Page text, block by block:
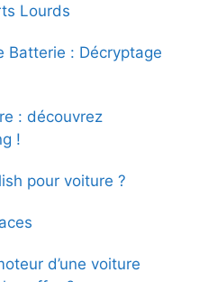
Lourds
Batterie : Décryptage
: découvrez
!
pour voiture ?
d’une voiture